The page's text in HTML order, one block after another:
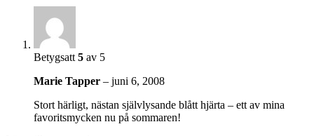
Betygsatt5 av 5
Marie Tapper – juni 6, 2008
Stort härligt, nästan självlysande blått hjärta – ett av mina
favoritsmycken nu på sommaren!